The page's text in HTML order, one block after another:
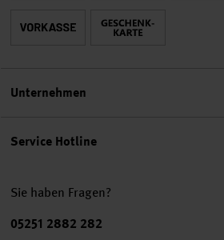
Service Hotline
Sie haben Fragen?
Telefonnummer
05251 2882 282
Unternehmen